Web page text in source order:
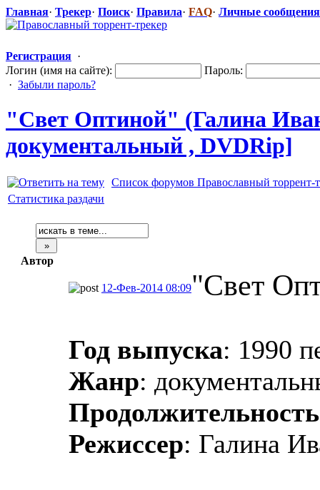
Главная· Трекер· Поиск· Правила· FAQ· Личные сообщения
Регистрация ·
Логин (имя на сайте):
Пароль:
· Забыли пароль?
"Свет Оптиной" (Галина
документальн​ый , DVDRip]
Список форумов Православный торрент-
Статистика раздачи
Автор
12-Фев-2014 08:09"Свет
Год выпуска: 1990
Жанр:
Продолжительность
Режиссер: Галина